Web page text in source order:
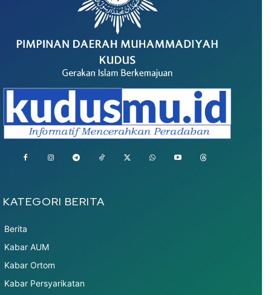
KATEGORI BERITA
Berita
Kabar AUM
Kabar Ortom
Kabar Persyarikatan